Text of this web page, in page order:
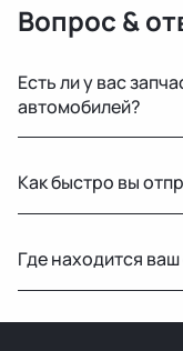
Вопрос &
Есть ли у вас
автомобилей?
Benz, Toyota,
популярных марок.
Как быстро вы
страны доставка
зависимости от
Где находится ваш